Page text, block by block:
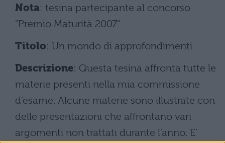
Nota: tesina partecipante al concorso
"Premio Maturità 2007"
Titolo: Un mondo di approfondimenti
Descrizione: Questa tesina affronta tutte le
materie presenti nella mia commissione
d’esame. Alcune materie sono illustrate con
delle presentazioni che affrontano vari
argomenti non trattati durante l’anno. E’